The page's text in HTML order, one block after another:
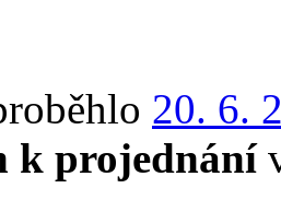
20. 6.
k projednání